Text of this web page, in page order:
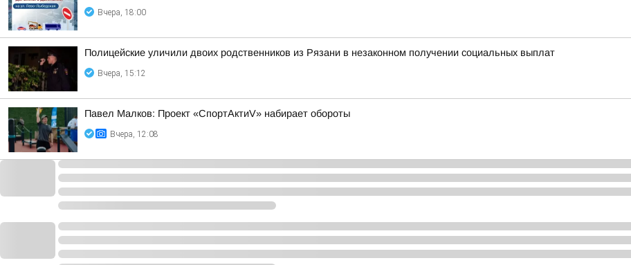
Вчера, 18:00
Полицейские уличили двоих родственников из Рязани в незаконном получении социальных выплат
Вчера, 15:12
Павел Малков: Проект «СпортАктиV» набирает обороты
Вчера, 12:08